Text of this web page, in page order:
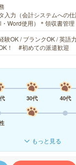
入力（会計システムへの
・Word使用）＊領収書管
験OK / ブランクOK / 英語
！ #初めての派遣歓迎
30代 40代
もっと見る